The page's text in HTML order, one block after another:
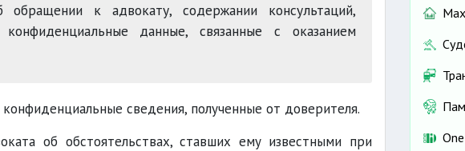
к адвокату, содержании консультаций,
данные, связанные с оказанием
сведения, полученные от доверителя.
об обстоятельствах, ставших ему известными при